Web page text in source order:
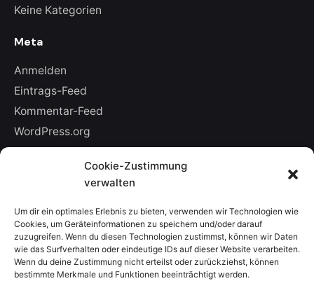
Cookie-Zustimmung
verwalten
Um dir ein optimales Erlebnis zu bieten, verwenden wir Technologien wie
Cookies, um Geräteinformationen zu speichern und/oder darauf
zuzugreifen. Wenn du diesen Technologien zustimmst, können wir Daten
wie das Surfverhalten oder eindeutige IDs auf dieser Website verarbeiten.
Wenn du deine Zustimmung nicht erteilst oder zurückziehst, können
bestimmte Merkmale und Funktionen beeinträchtigt werden.
Keine Kategorien
Meta
Anmelden
Eintrags-Feed
Kommentar-Feed
WordPress.org
Leave a Reply
Deine E-Mail-Adresse wird nicht veröffentlicht.
Erforderliche Felder sind mit*markiert
Name*